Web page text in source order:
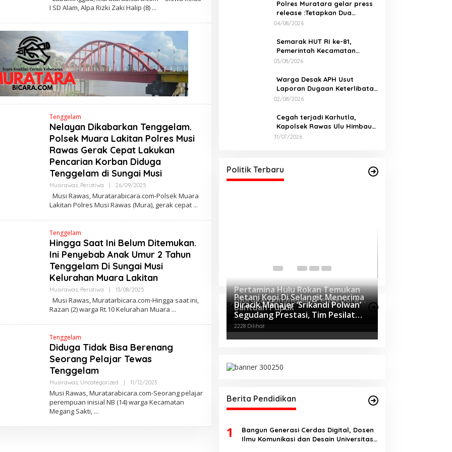
E
H
A
R
N
A
I SD Alam, Alpa Rizki Zaki Halip (8)
Tenggelam
Nelayan Dikabarkan Tenggelam.
Polsek Muara Lakitan Polres Musi
Rawas Gerak Cepat Lakukan
Pencarian Korban Diduga
Tenggelam di Sungai Musi
Musirawas, Peristiwa 26/09/2025
E
H
A
A
A
Musi Rawas, Muratarabicara.com-Polsek Muara
Lakitan Polres Musi Rawas (Mura), gerak cepat
Tenggelam
Hingga Saat Ini Belum Ditemukan.
Ini Penyebab Anak Umur 2 Tahun
Tenggelam Di Sungai Musi
Kelurahan Muara Lakitan
Musirawas, Peristiwa 13/08/2025
E
H
A
A
A
Musi Rawas, Muratarbicara.com-Hingga saat ini,
Razan (2) warga Rt.10 Kelurahan Muara
Tenggelam
Diduga Tidak Bisa Berenang
Seorang Pelajar Tewas
Tenggelam
Musirawas, Uncategorized 11/12/2023O
L
E
H
R
Musi Rawas, Muratarabicara.com-Seorang pelajar
perempuan inisial NB (14) warga Kecamatan
Megang Sakti,
Polres Muratara gelar press
release :Tetapkan Dua
Direktur Jadi Tersangka
ALS dan Tangki BBM Tewaskan
19 Orang
04/08/2026
Semarak HUT RI ke-81,
Pemerintah Kecamatan
Rawas Ulu Gelar Berbagai
03/08/2026
Warga Desak APH Usut
Laporan Dugaan Keterlibatan
Oknum Lurah Muara Kulam
02/08/2026
Cegah terjadi Karhutla,
Kapolsek Rawas Ulu Himbau
Warga Desa Sungai Kijang
31/07/2026
Politik Terbaru
DPRD Musi Rawas Utara Gelar
Paripurna LKPJ Tahun 2025
Di Muratara, Politik 21/04/2026
Santun Dan Bersahabat
Di Politik, Sumsel |
Sumsel Terpopuler
Pertamina Hulu Rokan Temukan
Hidrokarbon melalui Pengeboran
Sumur Eksplorasi Anggrek Violet
(AVO)-001
3042 Dilihat
Petani Kopi Di Selangit Menerima
Bantuan Pupuk
2609 Dilihat
Diracik Manajer ‘Srikandi Polwan’
Segudang Prestasi, Tim Pesilat
Polda Sumsel Sukses Diajang
Kejurnas Menpora Cup II 2024
2228 Dilihat
Berita Pendidikan
1
Bangun Generasi Cerdas Digital, Dosen
Ilmu Komunikasi dan Desain Universitas